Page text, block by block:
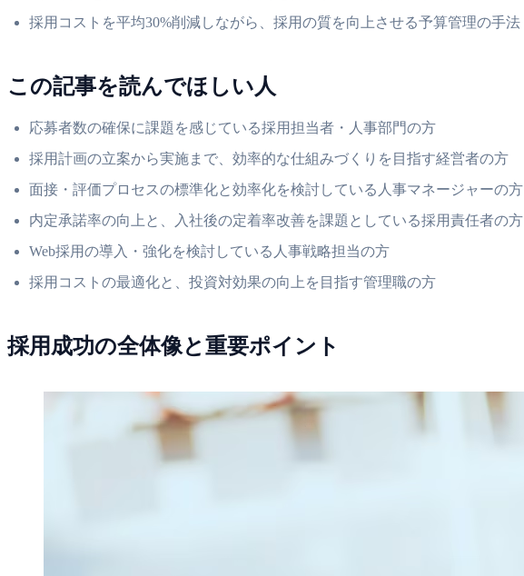
採用コストを平均30%削減しながら、採用の質を向上させる予算管理の手法
この記事を読んでほしい人
応募者数の確保に課題を感じている採用担当者・人事部門の方
採用計画の立案から実施まで、効率的な仕組みづくりを目指す経営者の方
面接・評価プロセスの標準化と効率化を検討している人事マネージャーの方
内定承諾率の向上と、入社後の定着率改善を課題としている採用責任者の方
Web採用の導入・強化を検討している人事戦略担当の方
採用コストの最適化と、投資対効果の向上を目指す管理職の方
採用成功の全体像と重要ポイント